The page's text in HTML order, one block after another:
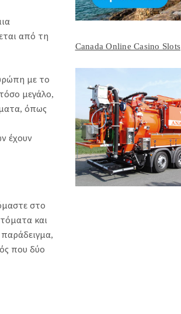
από τη
με το
μεγάλο,
όπως
έχουν
στο
και
που δύο
Canada Online Casino Slots